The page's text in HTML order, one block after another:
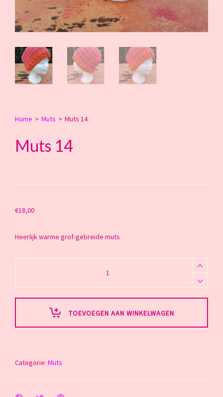
Home > Muts > Muts 14
Muts 14
€18,00
Heerlijk warme grof-gebreide muts
TOEVOEGEN AAN WINKELWAGEN
Categorie: Muts